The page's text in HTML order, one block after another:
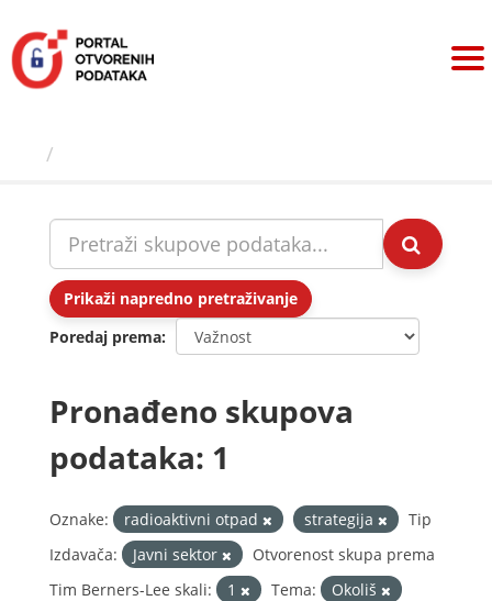
sadržaj
Prikaži napredno pretraživanje
Poredaj prema
Pronađeno skupova
podataka: 1
Oznake: radioaktivni otpad strategija
Tip
Izdavača:
Javni sektor
Otvorenost skupa prema
Tim Berners-Lee skali:
1 Tema:
Okoliš